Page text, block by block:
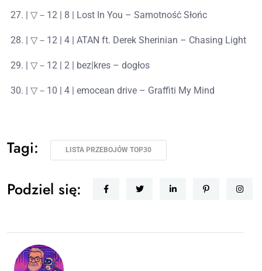
| ▽－12 | 8 | Lost In You – Samotność Słońc
| ▽－12 | 4 | ATAN ft. Derek Sherinian – Chasing Light
| ▽－12 | 2 | bez|kres – dogłos
| ▽－10 | 4 | emocean drive – Graffiti My Mind
Tagi: LISTA PRZEBOJÓW TOP30
Podziel się: